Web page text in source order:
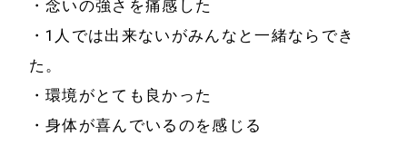
・念いの強さを痛感した
・1人では出来ないがみんなと一緒ならでき
た。
・環境がとても良かった
・身体が喜んでいるのを感じる